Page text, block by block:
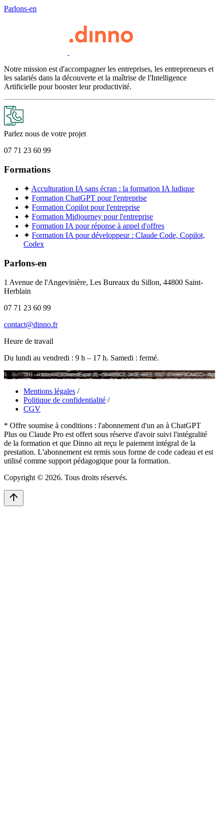
Parlons-en
Notre mission est d'accompagner les entreprises, les entrepreneurs et
les salariés dans la découverte et la maîtrise de l'Intelligence
Artificielle pour booster leur productivité.
Parlez nous de votre projet
07 71 23 60 99
Formations
✦ Acculturation IA sans écran : la formation IA ludique
✦ Formation ChatGPT pour l'entreprise
✦ Formation Copilot pour l'entreprise
✦ Formation Midjourney pour l'entreprise
✦ Formation IA pour réponse à appel d'offres
✦ Formation IA pour développeur : Claude Code, Copilot,
Codex
Parlons-en
1 Avenue de l'Angevinière, Les Bureaux du Sillon, 44800 Saint-
Herblain
07 71 23 60 99
contact@dinno.fr
Heure de travail
Du lundi au vendredi : 9 h – 17 h. Samedi : fermé.
depuis 2015
Mentions légales /
Politique de confidentialité /
CGV
* Offre soumise à conditions : l'abonnement d'un an à ChatGPT
Plus ou Claude Pro est offert sous réserve d'avoir suivi l'intégralité
de la formation et que Dinno ait reçu le paiement intégral de la
prestation. L'abonnement est remis sous forme de code cadeau et est
utilisé comme support pédagogique pour la formation.
Copyright © 2026. Tous droits réservés.